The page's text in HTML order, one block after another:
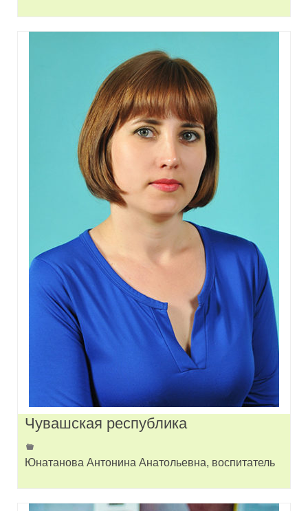
Чувашская республика
Юнатанова Антонина Анатольевна, воспитатель